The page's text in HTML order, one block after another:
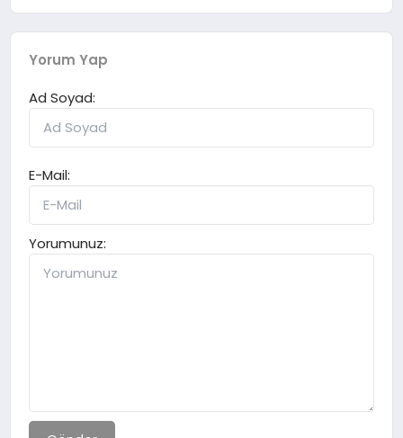
Yorum Yap
Ad Soyad:
E-Mail:
Yorumunuz: